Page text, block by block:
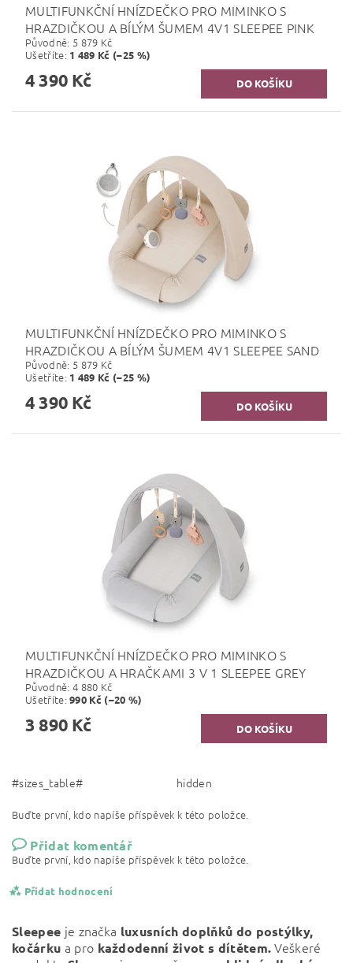
MULTIFUNKČNÍ HNÍZDEČKO PRO MIMINKO S
HRAZDIČKOU A BÍLÝM ŠUMEM 4V1 SLEEPEE PINK
Původně: 5 879 Kč
Ušetříte: 1 489 Kč (–25 %)
4 390 Kč
MULTIFUNKČNÍ HNÍZDEČKO PRO MIMINKO S
HRAZDIČKOU A BÍLÝM ŠUMEM 4V1 SLEEPEE SAND
Původně: 5 879 Kč
Ušetříte: 1 489 Kč (–25 %)
4 390 Kč
MULTIFUNKČNÍ HNÍZDEČKO PRO MIMINKO S
HRAZDIČKOU A HRAČKAMI 3 V 1 SLEEPEE GREY
Původně: 4 880 Kč
Ušetříte:990 Kč (–20 %)
3 890 Kč
#sizes_table# hidden
Buďte první, kdo napíše příspěvek k této položce.
Přidat komentář
Buďte první, kdo napíše příspěvek k této položce.
Přidat hodnocení
Sleepee je značka luxusních doplňků do postýlky,
kočárku a pro každodenní život s dítětem.Veškeré